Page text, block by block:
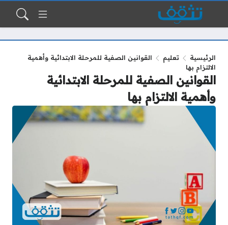
الرئيسية تعليم
القوانين الصفية للمرحلة الابتدائية وأهمية
الالتزام بها
القوانين الصفية للمرحلة الابتدائية
وأهمية الالتزام بها